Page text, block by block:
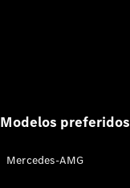
Modelos preferidos
Mercedes-AMG